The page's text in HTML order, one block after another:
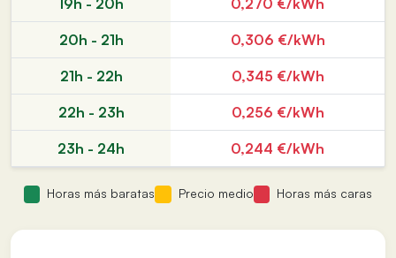
20h - 21h 0,306 €/kWh
21h - 22h 0,345 €/kWh
22h - 23h 0,256 €/kWh
23h - 24h 0,244 €/kWh
Horas más baratas Precio medio Horas más caras